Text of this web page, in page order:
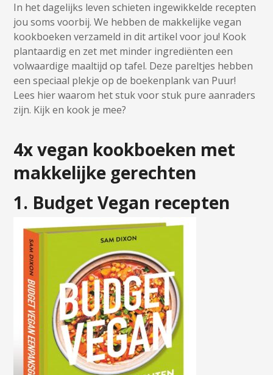
In het dagelijks leven schieten ingewikkelde recepten
jou soms voorbij. We hebben de makkelijke vegan
kookboeken verzameld in dit artikel voor jou! Kook
plantaardig en zet met minder ingrediënten een
volwaardige maaltijd op tafel. Deze pareltjes hebben
een speciaal plekje op de boekenplank van Puur!
Lees hier waarom het stuk voor stuk pure aanraders
zijn. Kijk en kook je mee?
4x vegan kookboeken met
makkelijke gerechten
1. Budget Vegan recepten